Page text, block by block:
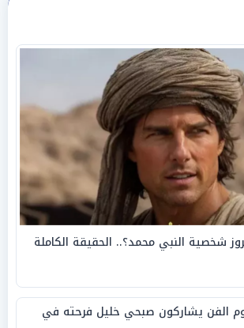
شخصية النبي محمد؟.. الحقيقة الكاملة
الفن يشاركون صبحي خليل فرحته في